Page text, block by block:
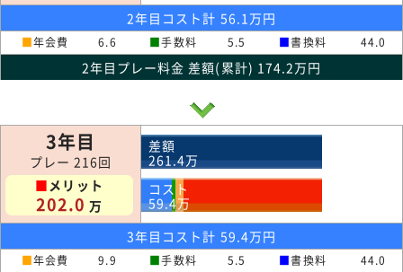
2年目コスト計 56.1万円
■年会費 6.6 ■手数料 5.5 ■書換料 44.0
2年目プレー料金 差額(累計) 174.2万円
3年目
プレー 216回
■メリット
202.0 万
差額
261.4万
コスト
59.4万
3年目コスト計 59.4万円
■年会費 9.9 ■手数料 5.5 ■書換料 44.0